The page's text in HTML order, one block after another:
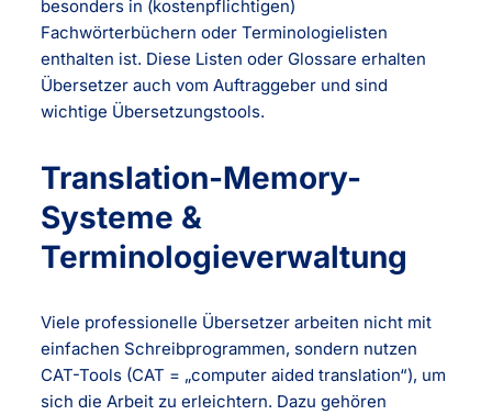
besonders in (kostenpflichtigen)
Fachwörterbüchern oder Terminologielisten
enthalten ist. Diese Listen oder Glossare erhalten
Übersetzer auch vom Auftraggeber und sind
wichtige Übersetzungstools.
Translation-Memory-
Systeme &
Terminologieverwaltung
Viele professionelle Übersetzer arbeiten nicht mit
einfachen Schreibprogrammen, sondern nutzen
CAT-Tools (CAT = „computer aided translation“), um
sich die Arbeit zu erleichtern. Dazu gehören